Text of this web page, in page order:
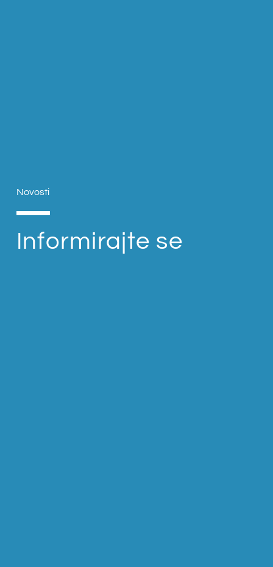
Novosti
Informirajte se